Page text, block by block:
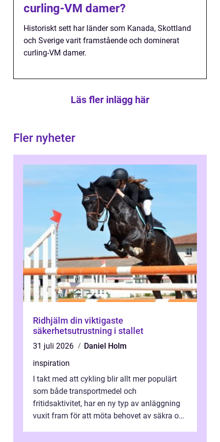
curling-VM damer?
Historiskt sett har länder som Kanada, Skottland
och Sverige varit framstående och dominerat
curling-VM damer.
Läs fler inlägg här
Fler nyheter
Ridhjälm din viktigaste
säkerhetsutrustning i stallet
31 juli 2026
Daniel Holm
inspiration
I takt med att cykling blir allt mer populärt
som både transportmedel och
fritidsaktivitet, har en ny typ av anläggning
vuxit fram för att möta behovet av säkra och